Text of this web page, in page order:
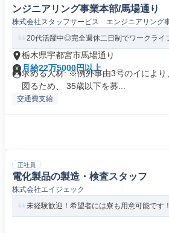
ンジニアリング事業本部/馬場通り
株式会社スタッフサービス エンジニアリング
20代活躍中◎完全週休二日制でワークライ
栃木県宇都宮市馬場通り
月給22万5000円以上
求める人材: ※例外事由3号のイにより
図るため、 35歳以下を募...
交通費支給
正社員
電化製品の製造・検査スタッフ
株式会社エイジェック
未経験歓迎！希望者には寮も用意可能です！